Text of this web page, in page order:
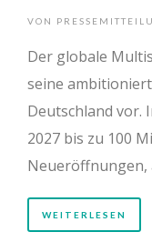
VON
Der globale
seine
Deutschland vor.
2027 bis zu 100
Neueröffnungen,
WEITERLESEN